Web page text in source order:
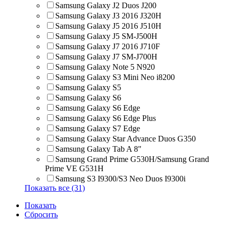
Samsung Galaxy J2 Duos J200
Samsung Galaxy J3 2016 J320H
Samsung Galaxy J5 2016 J510H
Samsung Galaxy J5 SM-J500H
Samsung Galaxy J7 2016 J710F
Samsung Galaxy J7 SM-J700H
Samsung Galaxy Note 5 N920
Samsung Galaxy S3 Mini Neo i8200
Samsung Galaxy S5
Samsung Galaxy S6
Samsung Galaxy S6 Edge
Samsung Galaxy S6 Edge Plus
Samsung Galaxy S7 Edge
Samsung Galaxy Star Advance Duos G350
Samsung Galaxy Tab A 8"
Samsung Grand Prime G530H/Samsung Grand
Prime VE G531H
Samsung S3 I9300/S3 Neo Duos I9300i
Показать все (31)
Показать
Сбросить